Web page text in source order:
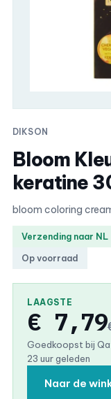
DIKSON
Bloom
keratine
bloom coloring
Verzending naar NL
Op voorraad
LAAGSTE
€ 7,79
Goedkoopst bij
23 uur geleden
Naar de